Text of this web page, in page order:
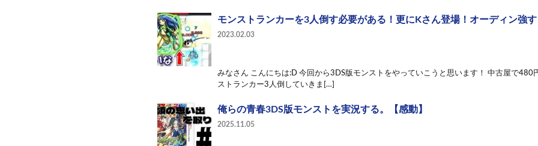
モンストランカーを3人倒す必要がある！更にKさん登場！オーディン強
2023.02.03
みなさん こんにちは:D 今回から3DS版モンストをやっていこうと思います！ 中古屋で480
ストランカー3人倒していきま[…]
俺らの青春3DS版モンストを実況する。【感動】
2025.11.05